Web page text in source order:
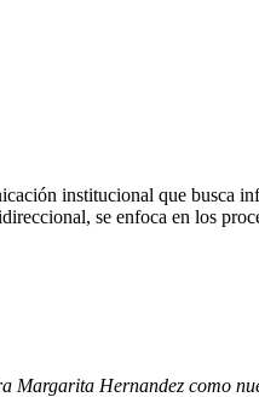
institucional que busca
se enfoca en los
Margarita Hernandez como